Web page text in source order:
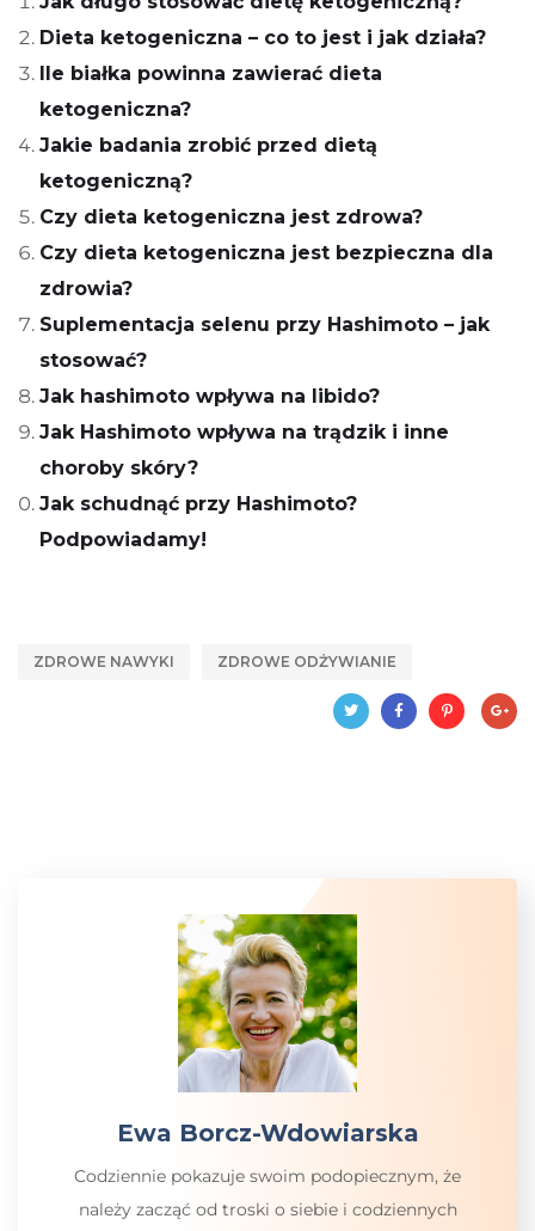
Dieta ketogeniczna – co to jest i jak działa?
Ile białka powinna zawierać dieta
ketogeniczna?
Jakie badania zrobić przed dietą
ketogeniczną?
Czy dieta ketogeniczna jest zdrowa?
Czy dieta ketogeniczna jest bezpieczna dla
zdrowia?
Suplementacja selenu przy Hashimoto – jak
stosować?
Jak hashimoto wpływa na libido?
Jak Hashimoto wpływa na trądzik i inne
choroby skóry?
Jak schudnąć przy Hashimoto?
Podpowiadamy!
ZDROWE NAWYKI ZDROWE ODŻYWIANIE
Ewa Borcz-Wdowiarska
Codziennie pokazuje swoim podopiecznym, że
należy zacząć od troski o siebie i codziennych